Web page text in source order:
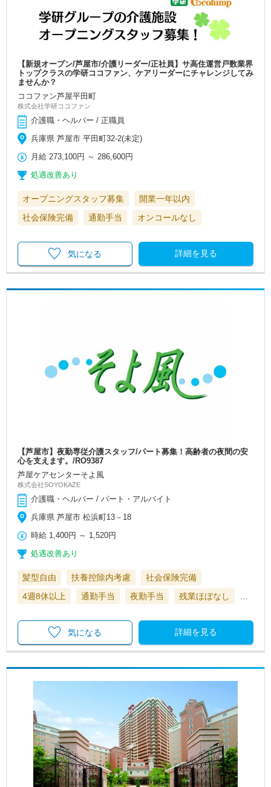
【新規オープン/芦屋市/介護リーダー/正社員】サ高住運営戸数業界
トップクラスの学研ココファン、ケアリーダーにチャレンジしてみ
ませんか？
ココファン芦屋平田町
株式会社学研ココファン
介護職・ヘルパー / 正職員
兵庫県 芦屋市 平田町32-2(未定)
月給 273,100円 ～ 286,600円
処遇改善あり
オープニングスタッフ募集
開業一年以内
社会保険完備
通勤手当 オンコールなし
詳細を見る
気になる
【芦屋市】夜勤専従介護スタッフ/パート募集！高齢者の夜間の安
心を支えます。/RO9387
芦屋ケアセンターそよ風
株式会社SOYOKAZE
介護職・ヘルパー / パート・アルバイト
兵庫県 芦屋市 松浜町13－18
時給 1,400円 ～ 1,520円
処遇改善あり
髪型自由 扶養控除内考慮
社会保険完備
4週8休以上
通勤手当 夜勤手当 残業ほぼなし
詳細を見る
気になる